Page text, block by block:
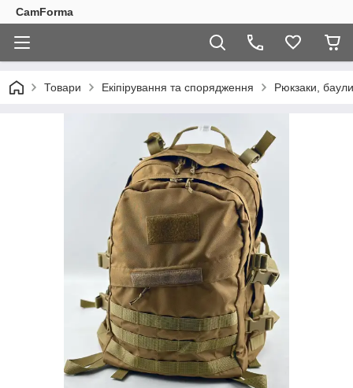
CamForma
Товари Екіпірування та спорядження Рюкзаки,